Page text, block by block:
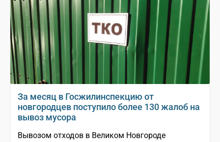
За месяц в Госжилинспекцию от
новгородцев поступило более 130 жалоб на
вывоз мусора
Вывозом отходов в Великом Новгороде